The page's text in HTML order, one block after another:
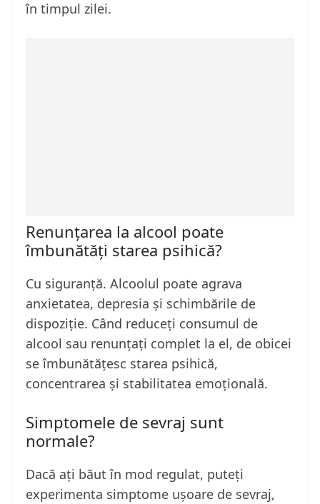
în timpul zilei.
Renunțarea la alcool poate
îmbunătăți starea psihică?
Cu siguranță. Alcoolul poate agrava
anxietatea, depresia și schimbările de
dispoziție. Când reduceți consumul de
alcool sau renunțați complet la el, de obicei
se îmbunătățesc starea psihică,
concentrarea și stabilitatea emoțională.
Simptomele de sevraj sunt
normale?
Dacă ați băut în mod regulat, puteți
experimenta simptome ușoare de sevraj,